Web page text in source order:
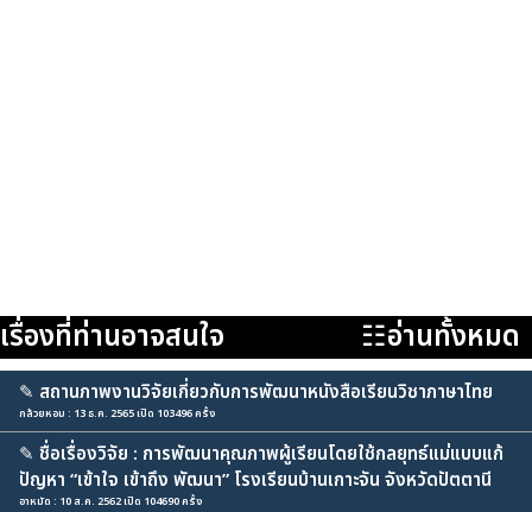
เรื่องที่ท่านอาจสนใจ ☷อ่านทั้งหมด
✎ สถานภาพงานวิจัยเกี่ยวกับการพัฒนาหนังสือเรียนวิชาภาษาไทย
กล้วยหอม : 13 ธ.ค. 2565 เปิด 103496 ครั้ง
✎ ชื่อเรื่องวิจัย : การพัฒนาคุณภาพผู้เรียนโดยใช้กลยุทธ์แม่แบบแก้
ปัญหา “เข้าใจ เข้าถึง พัฒนา” โรงเรียนบ้านเกาะจัน จังหวัดปัตตานี
อาหมัด : 10 ส.ค. 2562 เปิด 104690 ครั้ง